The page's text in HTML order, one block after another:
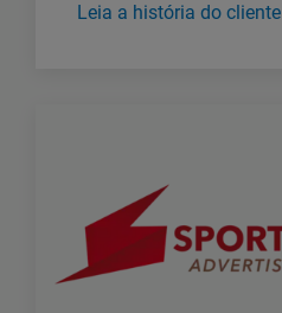
Leia a história do cliente